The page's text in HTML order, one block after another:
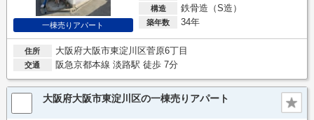
一棟売りアパート
構造 鉄骨造（S造）
築年数 34年
住所 大阪府大阪市東淀川区菅原6丁目
交通 阪急京都本線 淡路駅 徒歩 7分
大阪府大阪市東淀川区の一棟売りアパート